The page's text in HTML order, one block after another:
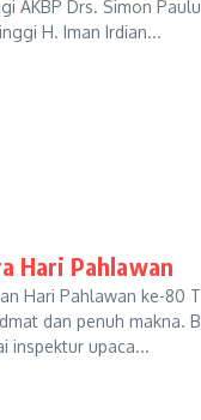
AKBP Drs. Simon
H. Iman Irdian...
Hari Pahlawan
Hari Pahlawan ke-80
dan penuh makna.
inspektur upaca...